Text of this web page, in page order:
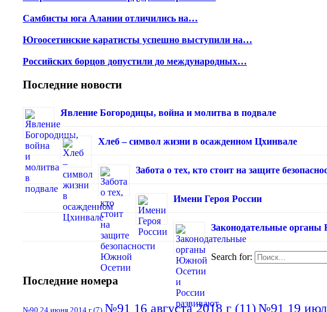
Самбисты юга Алании отличились на…
Югоосетинские каратисты успешно выступили на…
Российских борцов допустили до международных…
Последние новости
Явление Богородицы, война и молитва в подвале
Хлеб – символ жизни в осажденном Цхинвале
Забота о тех, кто стоит на защите
Имени Героя России
Законодательные органы
Search for:
Последние номера
№90 24 июня 2014 г (7) №91 16 августа 2018 г (11)№91 19